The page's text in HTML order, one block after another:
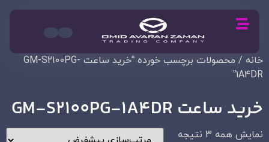
خانه
/ محصولات برچسب خورده “خرید ساعت GM-S2100PG-
1A4DR”
خرید ساعت GM-S2100PG-1A4DR
نمایش همه 3 نتیجه